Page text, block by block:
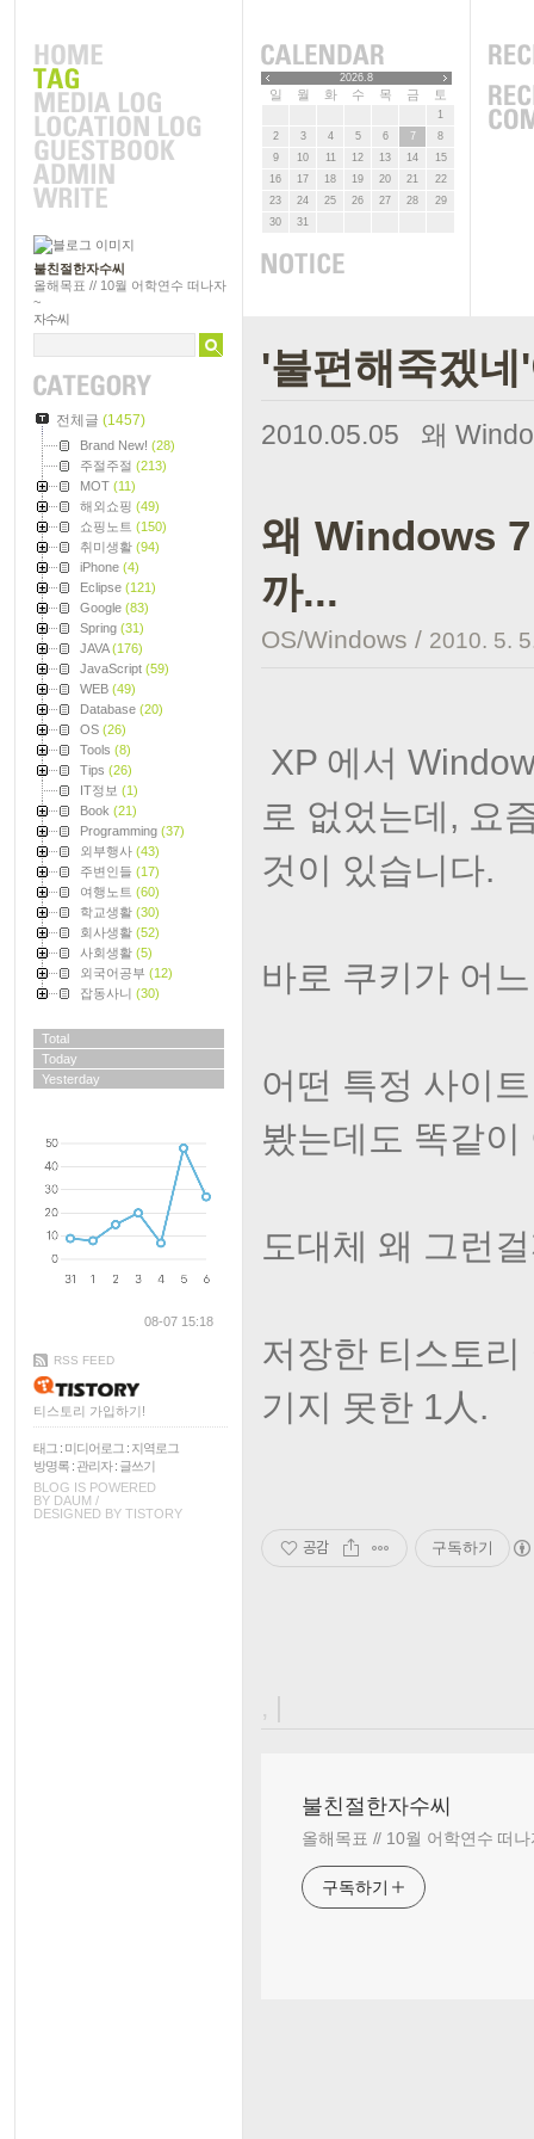
불친절한자수씨
올해목표 // 10월 어학연수 떠나자
~
자수씨
전체글 (1457)
Brand New! (28)
주절주절 (213)
MOT (11)
해외쇼핑 (49)
쇼핑노트 (150)
취미생활 (94)
iPhone (4)
Eclipse (121)
Google (83)
Spring (31)
JAVA(176)
JavaScript (59)
WEB (49)
Database (20)
OS (26)
Tools (8)
Tips (26)
IT정보 (1)
Book (21)
Programming (37)
외부행사 (43)
주변인들 (17)
여행노트 (60)
학교생활 (30)
회사생활 (52)
사회생활 (5)
외국어공부 (12)
잡동사니 (30)
Total
Today
Yesterday
08-07 15:18
RSS FEED
티스토리 가입하기!
태그 : 미디어로그 : 지역로그
방명록 : 관리자: 글쓰기
BLOG IS POWERED
BY DAUM /
DESIGNED BY TISTORY
2026.8
일 월 화 수 목 금 토
1
2
3 4 5 6 7
8
9
10 11 12 13 14
15
16
17 18 19 20 21
22
23
24 25 26 27 28
29
30
31
'불편해죽겠
2010.05.05 왜
왜 Windows
까...
OS/Windows / 2010. 5.
XP 에서
로 없었는데, 요
것이 있습니다.
바로 쿠키가 어
어떤 특정 사이
봤는데도 똑같
도대체 왜 그런
저장한 티스토
기지 못한 1人.
공감 구독하기
, |
불친절한자수씨
올해목표 // 10월 어학연수 떠나
구독하기